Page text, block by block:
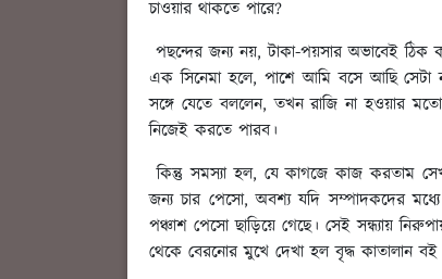
চাওয়ার থাকতে পারে?
পছন্দের জন্য নয়, টাকা-পয়সার অভাবেই ঠিক
এক সিনেমা হলে, পাশে আমি বসে আছি সেটা
সঙ্গে যেতে বললেন, তখন রাজি না হওয়ার
নিজেই করতে পারব।
কিন্তু সমস্যা হল, যে কাগজে কাজ করতাম
জন্য চার পেসো, অবশ্য যদি সম্পাদকদের
পঞ্চাশ পেসো ছাড়িয়ে গেছে। সেই সন্ধ্যায়
থেকে বেরনোর মুখে দেখা হল বৃদ্ধ কাতালান বই